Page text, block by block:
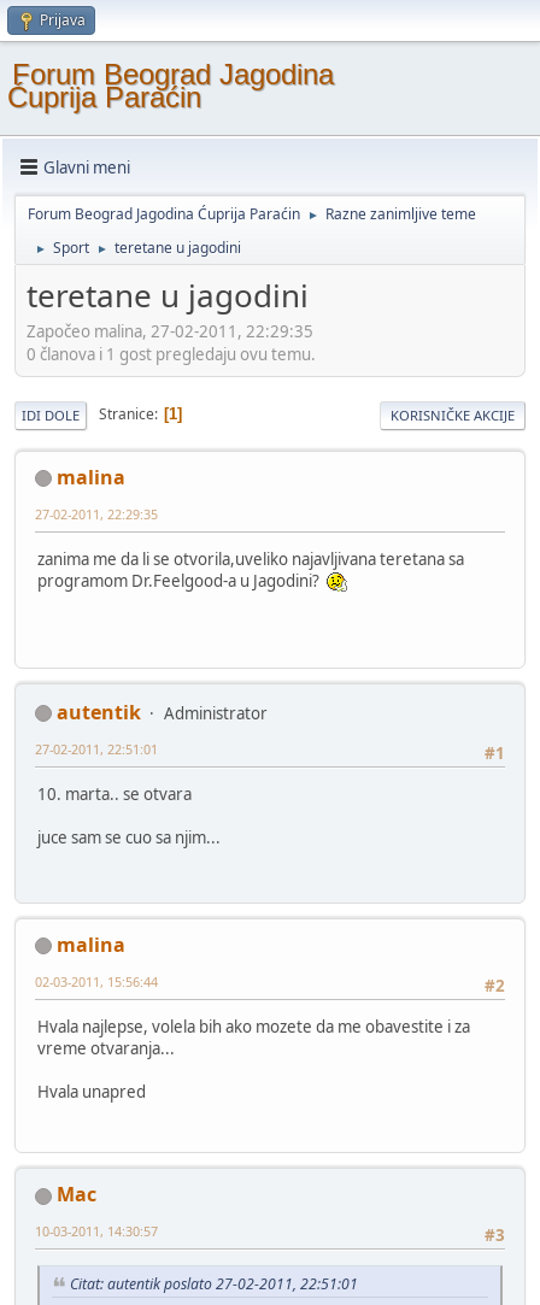
Prijava
Forum Beograd Jagodina
Ćuprija Paraćin
Glavni meni
Forum Beograd Jagodina Ćuprija Paraćin ► Razne zanimljive teme
► Sport ► teretane u jagodini
teretane u jagodini
Započeo malina, 27-02-2011, 22:29:35
0 članova i 1 gost pregledaju ovu temu.
IDI DOLE Stranice 1 KORISNIČKE AKCIJE
malina
27-02-2011, 22:29:35
zanima me da li se otvorila,uveliko najavljivana teretana sa
programom Dr.Feelgood-a u Jagodini?
autentik
Administrator
#1
27-02-2011, 22:51:01
10. marta.. se otvara
juce sam se cuo sa njim...
malina
#2
02-03-2011, 15:56:44
Hvala najlepse, volela bih ako mozete da me obavestite i za
vreme otvaranja...
Hvala unapred
Mac
#3
10-03-2011, 14:30:57
Citat: autentik poslato 27-02-2011, 22:51:01